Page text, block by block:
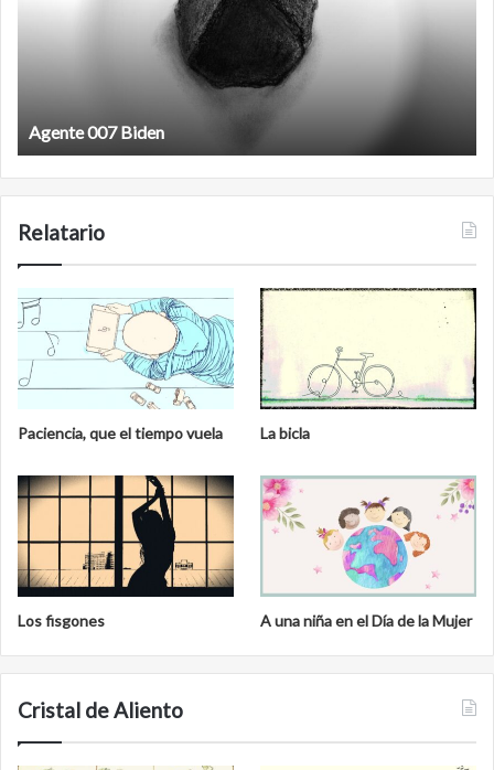
Relatario
Paciencia, que el tiempo vuela La bicla
Los fisgones A una niña en el Día de la Mujer
Cristal de Aliento